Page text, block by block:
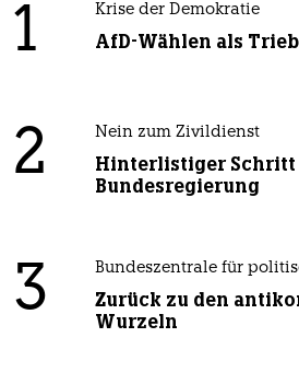
1 Krise der Demokratie
AfD-Wählen als
2 Nein zum Zivildienst
Hinterlistiger Schritt
Bundesregierung
3 Bundeszentrale für
Zurück zu den
Wurzeln